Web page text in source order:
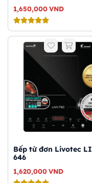
1,650,000VND
Bếp từ đơn Livotec
646
1,620,000VND